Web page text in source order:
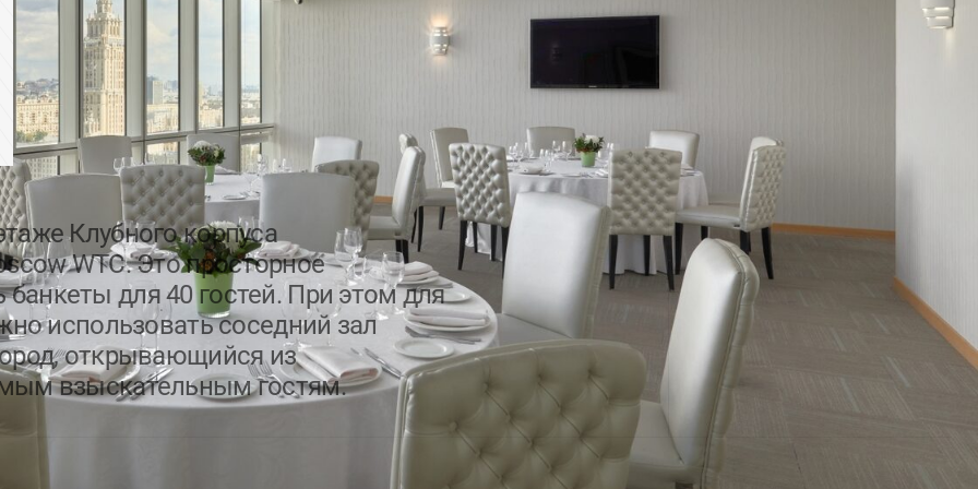
Другие услуги
Клубного корпуса
WTC. Это просторное
для 40 гостей. При этом для
использовать соседний зал
открывающийся из
взыскательным гостям.